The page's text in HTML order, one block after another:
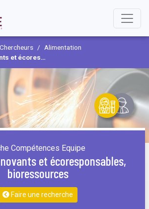
Alimentation
bioressources
Compétences Equipe
et écoresponsables,
bioressources
Faire une recherche